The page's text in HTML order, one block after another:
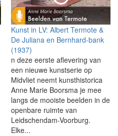
Kunst in LV: Albert Termote &
De Juliana en Bernhard-bank
(1937)
n deze eerste aflevering van
een nieuwe kunstserie op
Midvliet neemt kunsthistorica
Anne Marie Boorsma je mee
langs de mooiste beelden in de
openbare ruimte van
Leidschendam-Voorburg.
Elke...